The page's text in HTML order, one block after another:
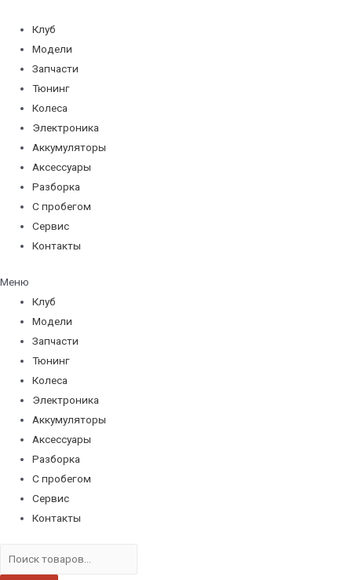
содержимому
Клуб
Модели
Запчасти
Тюнинг
Колеса
Электроника
Аккумуляторы
Аксессуары
Разборка
С пробегом
Сервис
Контакты
Меню
Клуб
Модели
Запчасти
Тюнинг
Колеса
Электроника
Аккумуляторы
Аксессуары
Разборка
С пробегом
Сервис
Контакты
товаров